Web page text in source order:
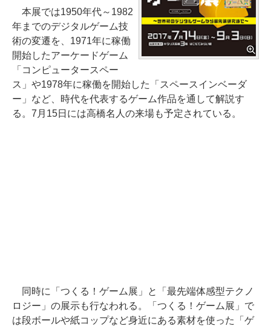
本展では1950年代～1982
年までのデジタルゲーム技
術の変遷を、1971年に稼働
開始したアーケードゲーム
「コンピュータースペー
ス」や1978年に稼働を開始した「スペースインベーダ
ー」など、時代を代表するゲーム作品を通して解説す
る。7月15日には高橋名人の来場も予定されている。
同時に「つくる！ゲーム展」と「最先端体感型テクノ
ロジー」の展示も行なわれる。「つくる！ゲーム展」で
は段ボールや紙コップなど身近にある素材を使った「ゲ